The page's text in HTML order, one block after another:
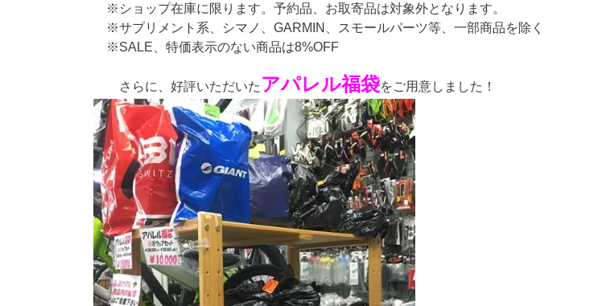
※ショップ在庫に限ります。予約品、お取寄品は対象外となります。
※サプリメント系、シマノ、GARMIN、スモールパーツ等、一部商品を除く
※SALE、特価表示のない商品は8%OFF
さらに、好評いただいた アパレル福袋をご用意しました！